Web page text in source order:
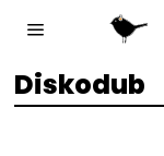
Diskodub